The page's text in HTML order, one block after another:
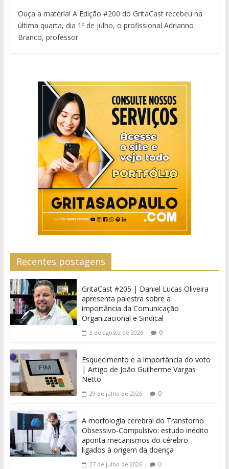
Ouça a matéria! A Edição #200 do GritaCast recebeu na
última quarta, dia 1º de julho, o profissional Adrianno
Branco, professor
Recentes postagens
GritaCast #205 | Daniel Lucas Oliveira
apresenta palestra sobre a
importância da Comunicação
Organizacional e Sindical
3 de agosto de 2026 0
Esquecimento e a importância do voto
| Artigo de João Guilherme Vargas
Netto
29 de julho de 2026 0
A morfologia cerebral do Transtorno
Obsessivo-Compulsivo: estudo inédito
aponta mecanismos do cérebro
ligados à origem da doença
27 de julho de 2026 0